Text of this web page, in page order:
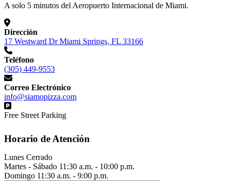
A solo 5 minutos del Aeropuerto Internacional de Miami.
Dirección
17 Westward Dr Miami Springs, FL 33166
Teléfono
(305) 449-9553
Correo Electrónico
info@siamopizza.com
Free Street Parking
Horario de Atención
Lunes Cerrado
Martes - Sábado 11:30 a.m. - 10:00 p.m.
Domingo 11:30 a.m. - 9:00 p.m.